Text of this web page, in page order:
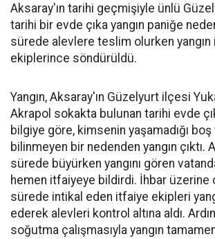
Aksaray'ın tarihi geçmişiyle ünlü
tarihi bir evde çıka yangın paniğe
sürede alevlere teslim olurken yangın
ekiplerince söndürüldü.
Yangın, Aksaray'ın Güzelyurt ilçesi
Akrapol sokakta bulunan tarihi evde
bilgiye göre, kimsenin yaşamadığı
bilinmeyen bir nedenden yangın çıktı.
sürede büyürken yangını gören
hemen itfaiyeye bildirdi. İhbar üzerine
sürede intikal eden itfaiye ekipleri
ederek alevleri kontrol altına aldı.
soğutma çalışmasıyla yangın